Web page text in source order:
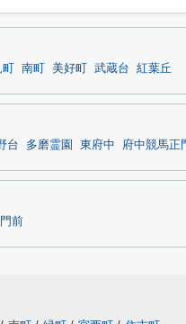
南町 美好町 武蔵台 紅葉丘
台 多磨霊園 東府中 府中競馬正
前